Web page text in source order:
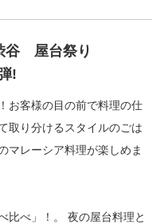
谷 屋台祭り
!
お客様の目の前で料理の仕
取り分けるスタイルのごは
マレーシア料理が楽しめま
比べ」！。 夜の屋台料理と